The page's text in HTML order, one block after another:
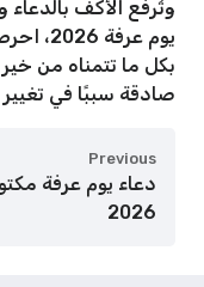
وتُرفع الأكف بالدعاء
يوم
بكل ما تتمناه من
صادقة سببًا في
Previous
دعاء يوم عرفة
2026